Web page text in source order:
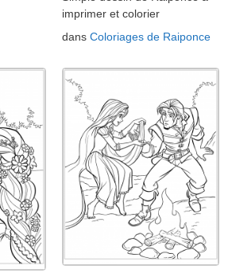
imprimer et colorier
dans Coloriages de Raiponce